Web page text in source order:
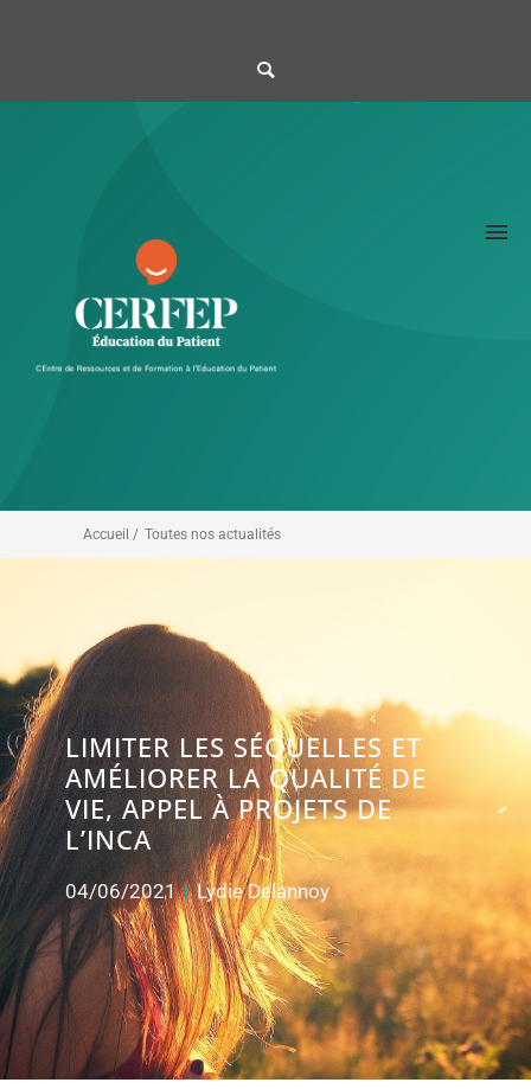
Accueil / Toutes nos actualités
LIMITER LES SÉQUELLES ET
AMÉLIORER LA QUALITÉ DE
VIE, APPEL À PROJETS DE
L’INCA
04/06/2021 Lydie Delannoy